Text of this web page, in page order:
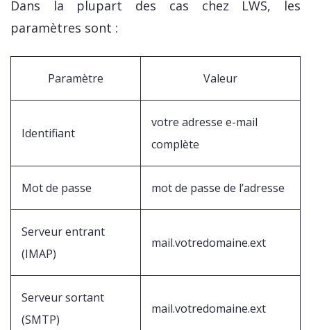
Dans la plupart des cas chez LWS, les
paramètres sont :
Paramètre Valeur
Identifiant
votre adresse e-mail
complète
Mot de passe mot de passe de l’adresse
Serveur entrant
(IMAP)
mail.votredomaine.ext
Serveur sortant
(SMTP)
mail.votredomaine.ext